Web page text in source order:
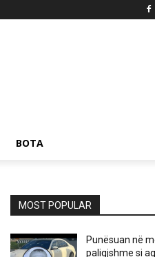
BOTA
MOST POPULAR
Punësuan në
paligjshme si